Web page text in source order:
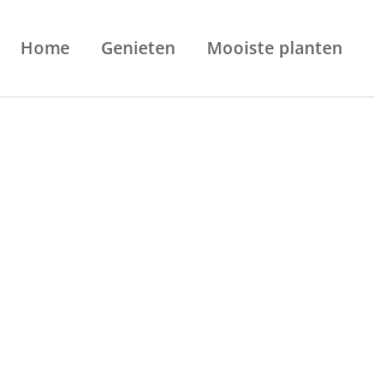
Home Genieten Mooiste planten